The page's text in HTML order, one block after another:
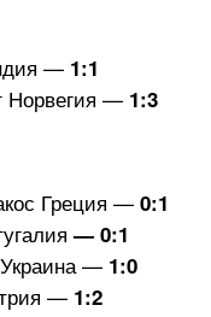
— 1:1
Норвегия — 1:3
Греция — 0:1
— 0:1
— 1:0
— 1:2